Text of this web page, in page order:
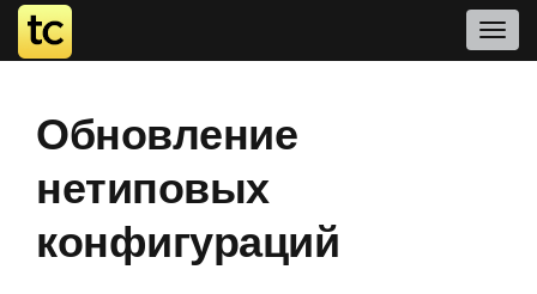
Обновление
нетиповых
конфигураций